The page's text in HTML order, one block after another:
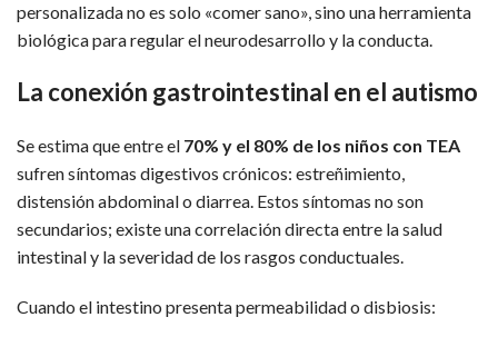
personalizada no es solo «comer sano», sino una herramienta
biológica para regular el neurodesarrollo y la conducta.
La conexión gastrointestinal en el autismo
Se estima que entre el 70% y el 80% de los niños con TEA
sufren síntomas digestivos crónicos: estreñimiento,
distensión abdominal o diarrea. Estos síntomas no son
secundarios; existe una correlación directa entre la salud
intestinal y la severidad de los rasgos conductuales.
Cuando el intestino presenta permeabilidad o disbiosis: